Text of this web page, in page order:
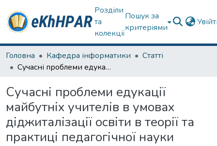
Розділи
та
колекції
Пошук за
критеріями
Головна Кафедра інформатики
Статті
Сучасні проблеми едукації майбутніх учителів в умовах діджиталізації освіти в теорії та практиці педагогічної науки
Сучасні проблеми едукації
майбутніх учителів в умовах
діджиталізації освіти в теорії та
практиці педагогічної науки